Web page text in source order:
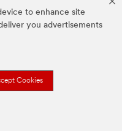
to enhance site
you advertisements
Cookies